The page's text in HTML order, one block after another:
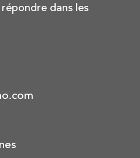
dans les